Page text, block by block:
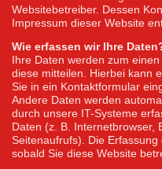
Websitebetreiber. Dessen
Impressum dieser Website
Wie erfassen wir Ihre
Ihre Daten werden zum
diese mitteilen. Hierbei kann
Sie in ein Kontaktformular
Andere Daten werden
durch unsere IT-Systeme
Daten (z. B. Internetbrowser,
Seitenaufrufs). Die Erfassung
sobald Sie diese Website